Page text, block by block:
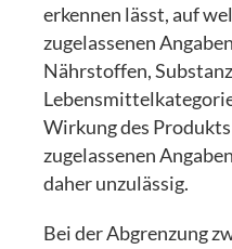
erkennen lässt, auf
zugelassenen
Nährstoffen,
Wirkung des
zugelassenen
daher unzulässig.
Bei der Abgrenzung